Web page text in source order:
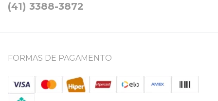
(41) 3388-3872
FORMAS DE PAGAMENTO